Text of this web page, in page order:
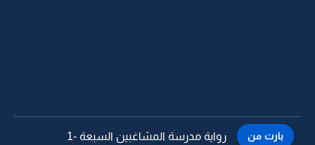
بارت من